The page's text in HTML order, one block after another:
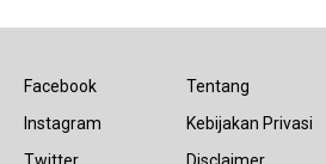
Facebook
Instagram
Tentang
Kebijakan Privasi